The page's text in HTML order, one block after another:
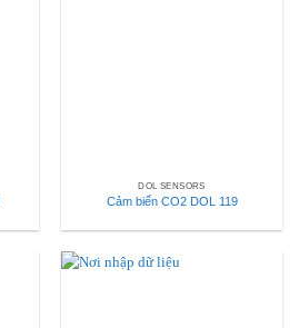
DOL SENSORS
Cảm biến CO2 DOL 119